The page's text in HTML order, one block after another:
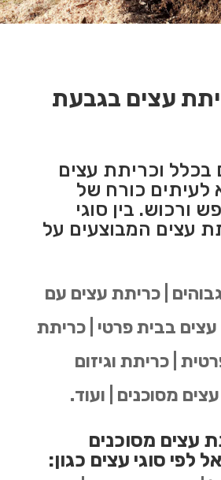
עצים בגבעת
בכלל וכריתת עצים
לעיתים כורח של
ורכוש. בין סוגי
עצים המבוצעים על
| כריתת עצים עם
בבית פרטי | כריתת
| כריתת וגיזום
מסוכנים | ועוד.
עצים מסוכנים
לפי סוגי עצים כגון: